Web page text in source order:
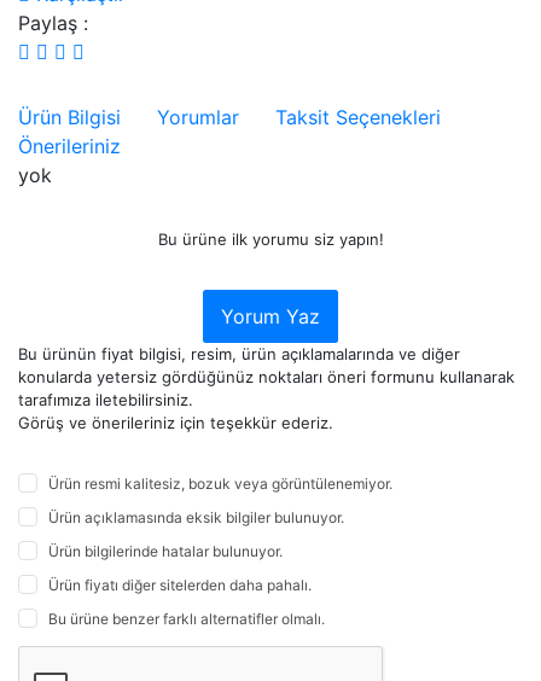
Paylaş :
Ürün Bilgisi Yorumlar
Taksit Seçenekleri
Önerileriniz
yok
Bu ürüne ilk yorumu siz yapın!
Yorum Yaz
Bu ürünün fiyat bilgisi, resim, ürün açıklamalarında ve diğer
konularda yetersiz gördüğünüz noktaları öneri formunu kullanarak
tarafımıza iletebilirsiniz.
Görüş ve önerileriniz için teşekkür ederiz.
Ürün resmi kalitesiz, bozuk veya görüntülenemiyor.
Ürün açıklamasında eksik bilgiler bulunuyor.
Ürün bilgilerinde hatalar bulunuyor.
Ürün fiyatı diğer sitelerden daha pahalı.
Bu ürüne benzer farklı alternatifler olmalı.